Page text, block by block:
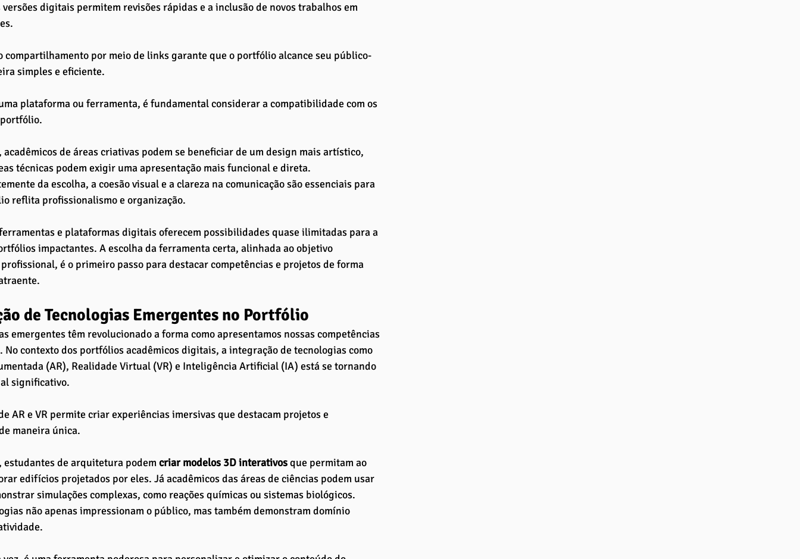
digitais permitem revisões rápidas e a inclusão de novos trabalhos em
compartilhamento por meio de links garante que o portfólio alcance seu público-
simples e eficiente.
plataforma ou ferramenta, é fundamental considerar a compatibilidade com os
acadêmicos de áreas criativas podem se beneficiar de um design mais artístico,
técnicas podem exigir uma apresentação mais funcional e direta.
da escolha, a coesão visual e a clareza na comunicação são essenciais para
reflita profissionalismo e organização.
e plataformas digitais oferecem possibilidades quase ilimitadas para a
impactantes. A escolha da ferramenta certa, alinhada ao objetivo
é o primeiro passo para destacar competências e projetos de forma
de Tecnologias Emergentes no Portfólio
emergentes têm revolucionado a forma como apresentamos nossas competências
No contexto dos portfólios acadêmicos digitais, a integração de tecnologias como
(AR), Realidade Virtual (VR) e Inteligência Artificial (IA) está se tornando
significativo.
AR e VR permite criar experiências imersivas que destacam projetos e
maneira única.
estudantes de arquitetura podem criar modelos 3D interativos que permitam ao
edifícios projetados por eles. Já acadêmicos das áreas de ciências podem usar
simulações complexas, como reações químicas ou sistemas biológicos.
não apenas impressionam o público, mas também demonstram domínio